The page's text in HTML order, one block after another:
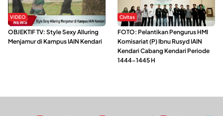
VIDEO
OBJEKTIF TV: Style Sexy Alluring
Menjamur di Kampus IAIN Kendari
Civitas
FOTO: Pelantikan Pengurus HMI
Komisariat (P) Ibnu Rusyd IAIN
Kendari Cabang Kendari Periode
1444-1445 H